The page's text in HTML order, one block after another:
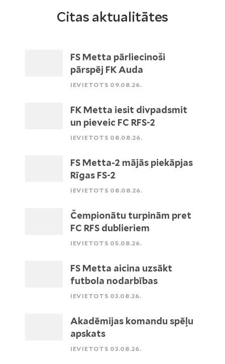
Citas aktualitātes
FS Metta pārliecinoši
pārspēj FK Auda
IEVIETOTS 09.08.26.
FK Metta iesit divpadsmit
un pieveic FC RFS-2
IEVIETOTS 08.08.26.
FS Metta-2 mājās piekāpjas
Rīgas FS-2
IEVIETOTS 08.08.26.
Čempionātu turpinām pret
FC RFS dublieriem
IEVIETOTS 05.08.26.
FS Metta aicina uzsākt
futbola nodarbības
IEVIETOTS 03.08.26.
Akadēmijas komandu spēļu
apskats
IEVIETOTS 03.08.26.